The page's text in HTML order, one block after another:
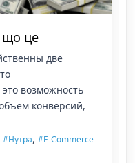
постійно
на
страждають усі:
партнерські
#Нутра, #Кейс